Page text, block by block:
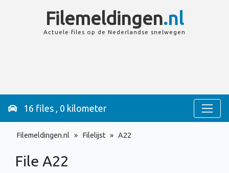
Filemeldingen.nl
Actuele files op de Nederlandse snelwegen
16 files , 0 kilometer
Filemeldingen.nl » Filelijst » A22
File A22